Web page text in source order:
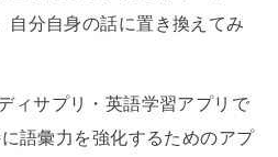
自分自身の話に置き換えてみ
ィサプリ・英語学習アプリで
語彙力を強化するためのアプ